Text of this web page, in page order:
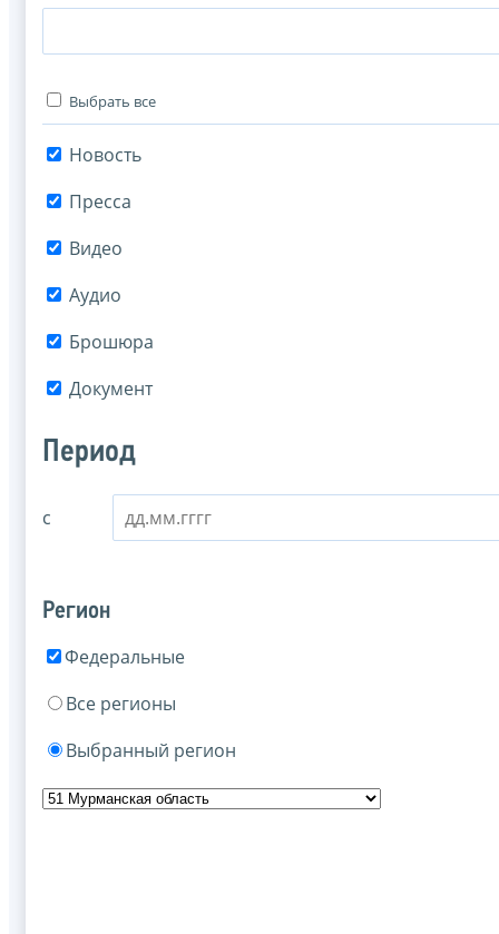
Выбрать все
Новость
Пресса
Видео
Аудио
Брошюра
Документ
Период
с
Регион
Федеральные
Все регионы
Выбранный регион